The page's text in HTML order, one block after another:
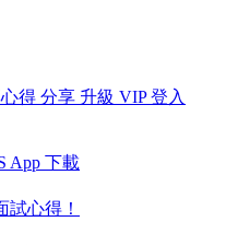
得 分享 升級 VIP 登入
試心得！